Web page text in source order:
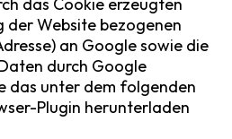
der Website bezogenen
an Google sowie die
durch Google
das unter dem folgenden
Plugin herunterladen